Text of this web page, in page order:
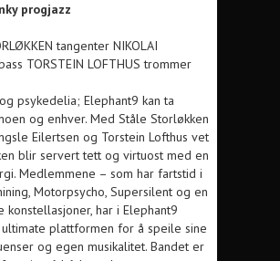
progjazz
tangenter NIKOLAI
TORSTEIN LOFTHUS trommer
psykedelia; Elephant9 kan ta
og enhver. Med Ståle Storløkken
Eilertsen og Torstein Lofthus vet
blir servert tett og virtuost med en
Medlemmene – som har fartstid i
Motorpsycho, Supersilent og en
konstellasjoner, har i Elephant9
plattformen for å speile sine
og egen musikalitet. Bandet er